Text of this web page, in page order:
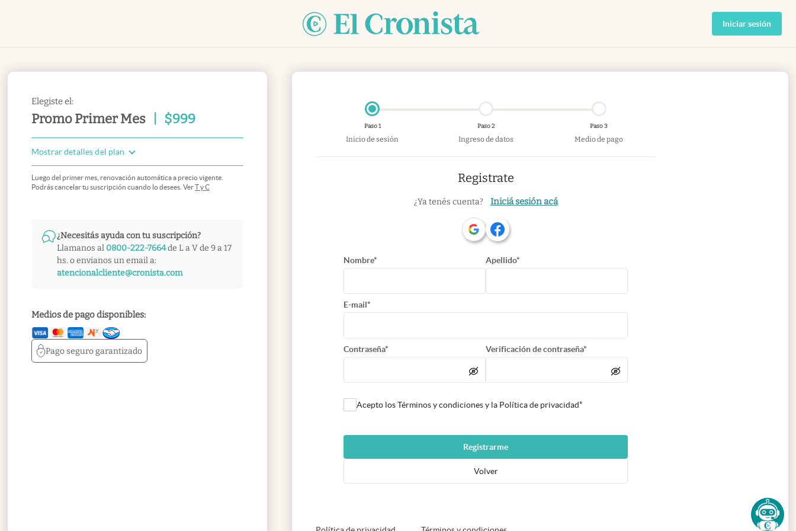
Iniciar sesión
Elegiste el:
Promo Primer Mes $999
Mostrar detalles del plan
Luego del primer mes, renovación automática a precio vigente.
Podrás cancelar tu suscripción cuando lo desees. VerT y C
¿Necesitás ayuda con tu suscripción?
Llamanos al 0800-222-7664de L a V de 9 a 17
hs. o envianos un email a:
atencionalcliente@cronista.com
Medios de pago disponibles:
Pago segurogarantizado
Paso 1
Inicio de sesión
Paso 2
Ingreso de datos
Paso 3
Medio de pago
Registrate
¿Ya tenés cuenta? Iniciá sesión acá
Nombre* Apellido*
E-mail*
Contraseña* Verificación de contraseña*
Acepto los Términos y condiciones y la Política de privacidad*
Registrarme
Volver